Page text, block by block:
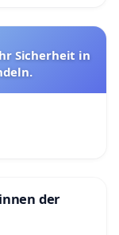
Sicherheit in
der